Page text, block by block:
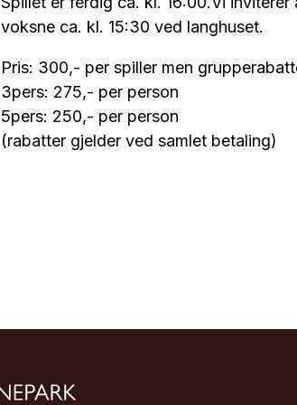
voksne ca. kl. 15:30 ved langhuset.
Pris: 300,- per spiller men
3pers: 275,- per person
5pers: 250,- per person
(rabatter gjelder ved samlet betaling)